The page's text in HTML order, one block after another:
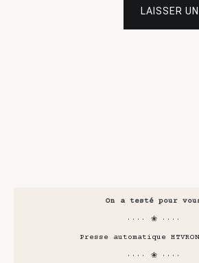
LAISSER
On a testé pour
···· ❀ ····
Presse automatique
···· ❀ ····